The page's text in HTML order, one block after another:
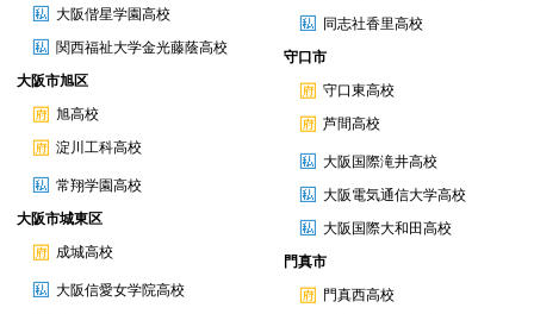
大阪偕星学園高校
関西福祉大学金光藤蔭高校
大阪市旭区
旭高校
淀川工科高校
常翔学園高校
大阪市城東区
成城高校
大阪信愛女学院高校
同志社香里高校
守口市
守口東高校
芦間高校
大阪国際滝井高校
大阪電気通信大学高校
大阪国際大和田高校
門真市
門真西高校